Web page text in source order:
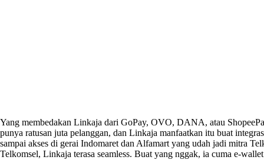
Yang membedakan Linkaja dari GoPay, OVO, DANA, atau
punya ratusan juta pelanggan, dan Linkaja manfaatkan itu buat
sampai akses di gerai Indomaret dan Alfamart yang udah jadi mitra
Telkomsel, Linkaja terasa seamless. Buat yang nggak, ia cuma e-